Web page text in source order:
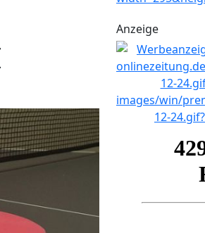
Anzeige